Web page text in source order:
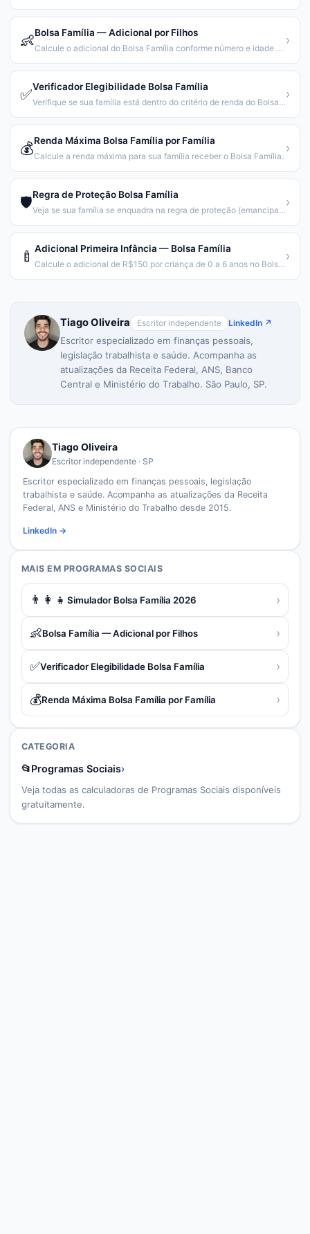
👶Bolsa Família — Adicional por Filhos
Calcule o adicional do Bolsa Família conforme número e idade dos filhos.
›
✅Verificador Elegibilidade Bolsa Família
Verifique se sua família está dentro do critério de renda do Bolsa Família.
›
💰Renda Máxima Bolsa Família por Família
Calcule a renda máxima para sua família receber o Bolsa Família.
›
🛡️Regra de Proteção Bolsa Família
Veja se sua família se enquadra na regra de proteção (emancipação gradual).
›
🍼 Adicional Primeira Infância — Bolsa Família
Calcule o adicional de R$150 por criança de 0 a 6 anos no Bolsa Família.
›
Tiago Oliveira Escritor independente LinkedIn ↗
Escritor especializado em finanças pessoais,
legislação trabalhista e saúde. Acompanha as
atualizações da Receita Federal, ANS, Banco
Central e Ministério do Trabalho. São Paulo, SP.
Tiago Oliveira
Escritor independente · SP
Escritor especializado em finanças pessoais, legislação
trabalhista e saúde. Acompanha as atualizações da Receita
Federal, ANS e Ministério do Trabalho desde 2015.
LinkedIn →
MAIS EM PROGRAMAS SOCIAIS
👨‍👩‍👧 Simulador Bolsa Família 2026 ›
👶Bolsa Família — Adicional por Filhos ›
✅Verificador Elegibilidade Bolsa Família ›
💰Renda Máxima Bolsa Família por Família ›
CATEGORIA
📂Programas Sociais›
Veja todas as calculadoras de Programas Sociais disponíveis
gratuitamente.